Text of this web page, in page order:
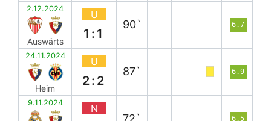
2.12.2024
Auswärts
U
1:1
90` 6.7
24.11.2024
Heim
U
2:2
87` 6.9
9.11.2024 N
72` 6.5